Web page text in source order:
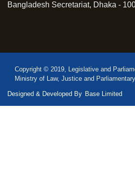
Bangladesh Secretariat, Dhaka -
Copyright © 2019, Legislative and
Ministry of Law, Justice and
Designed & Developed By Base Limited